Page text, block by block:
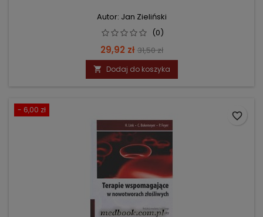
Autor: Jan Zieliński
(0)
Cena
29,92 zł Cena
podstawowa
31,50 zł
 Dodaj do koszyka
- 6,00 zł
favorite_border